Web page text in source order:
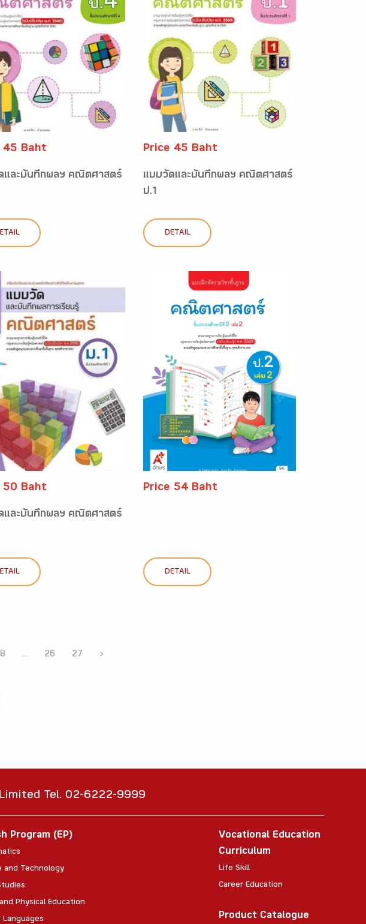
45 Baht
และบันทึกผลฯ คณิตศาสตร์
Price 45 Baht
แบบวัดและบันทึกผลฯ คณิตศาสตร์
ป.1
DETAIL
50 Baht
และบันทึกผลฯ คณิตศาสตร์
Price 54 Baht
DETAIL
8 ... 26 27 ›
Tel. 02-6222-9999
Program (EP)
and Technology
Physical Education
Languages
Vocational Education
Curriculum
Life Skill
Career Education
Product Catalogue